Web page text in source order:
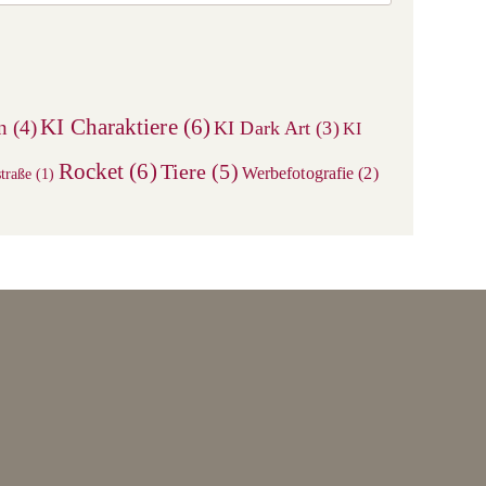
(4)KI Charaktiere(6) KI Dark Art (3)KI
(1) Rocket (6)Tiere (5) Werbefotografie (2)